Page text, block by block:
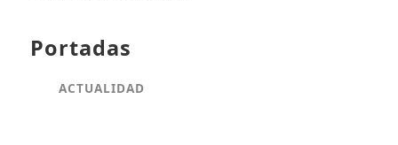
Portadas
ACTUALIDAD